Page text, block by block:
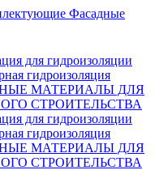
Фасадные
для гидроизоляции
гидроизоляция
МАТЕРИАЛЫ ДЛЯ
СТРОИТЕЛЬСТВА
для гидроизоляции
гидроизоляция
МАТЕРИАЛЫ ДЛЯ
СТРОИТЕЛЬСТВА